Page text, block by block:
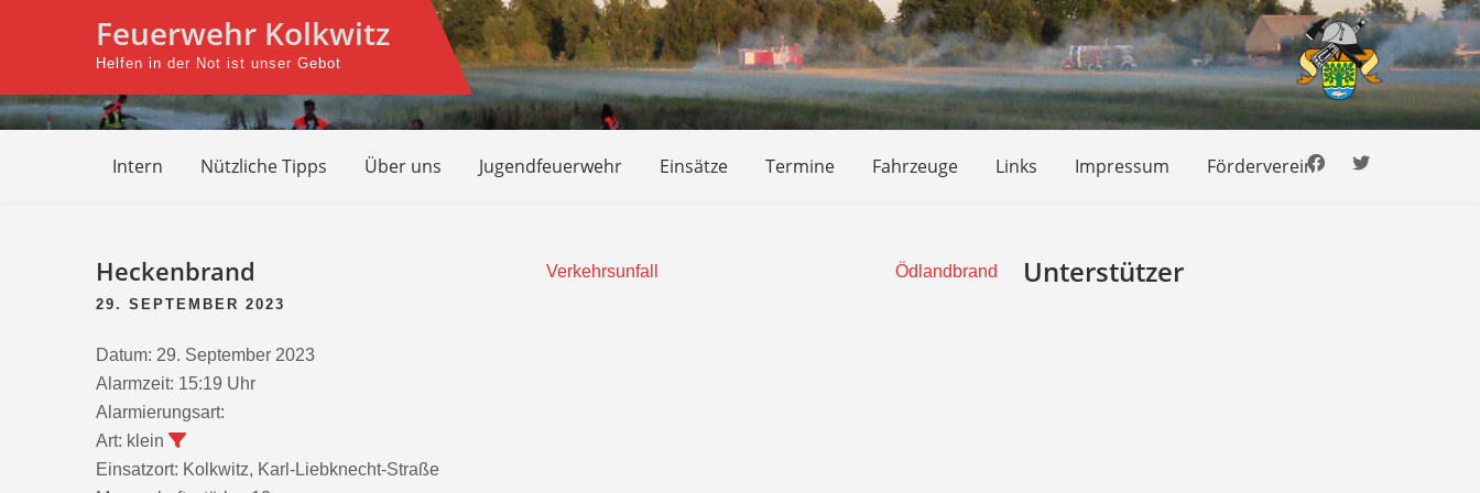
Feuerwehr Kolkwitz
Helfen in der Not ist unser Gebot
Intern Nützliche Tipps Über uns Jugendfeuerwehr Einsätze Termine Fahrzeuge Links Impressum Förderverein
Heckenbrand
29. SEPTEMBER 2023
Datum: 29. September 2023
Alarmzeit: 15:19 Uhr
Alarmierungsart:
Art: klein
Einsatzort: Kolkwitz, Karl-Liebknecht-Straße
Beitragsnavigation Verkehrsunfall Ödlandbrand Unterstützer